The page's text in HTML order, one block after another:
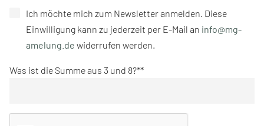
Ich möchte mich zum Newsletter anmelden. Diese
Einwilligung kann zu jederzeit per E-Mail an info@mg-
amelung.de widerrufen werden.
Was ist die Summe aus 3 und 8?*